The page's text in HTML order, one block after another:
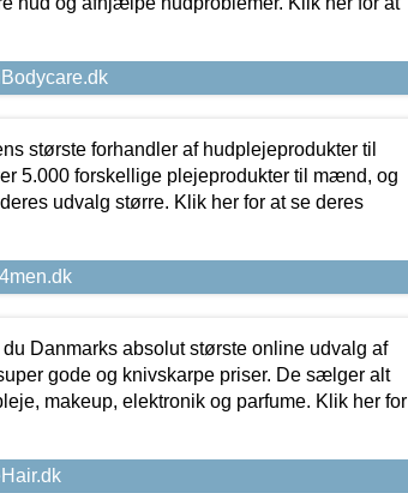
største forhandler af hudplejeprodukter til
5.000 forskellige plejeprodukter til mænd, og
udvalg større. Klik her for at se deres
Danmarks absolut største online udvalg af
gode og knivskarpe priser. De sælger alt
makeup, elektronik og parfume. Klik her for